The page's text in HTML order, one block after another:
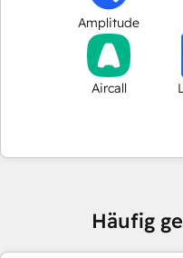
Amplitude
Aircall
Häufig